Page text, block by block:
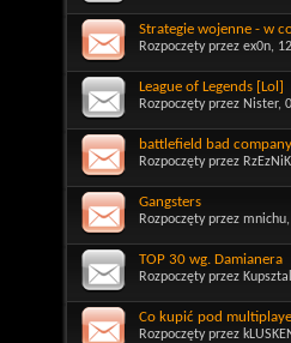
Strategie wojenne - w
Rozpoczęty przez ex0n,
League of Legends [Lol]
Rozpoczęty przez Nister,
battlefield bad
Rozpoczęty przez
Gangsters
Rozpoczęty przez mnichu
TOP 30 wg. Damianera
Rozpoczęty przez
Co kupić pod
Rozpoczęty przez